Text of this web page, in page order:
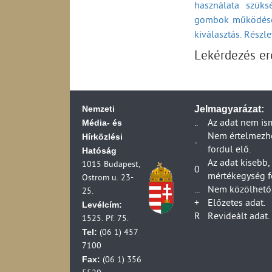
A távközlési
(2002-2009)
A távközlési
szerződéssel
A távközlési
A távközlési
(2002-2009)
A távközlési
(2002-2009)
A távközlési
(2002-2009)
Piacfelügyeleti
Piacfelügyeleti
Postai
Berendezés-
2001)
használata
gombok
kiválasztás.
Lekérdezés
Nemzeti
Média- és
Hírközlési
Hatóság
1015 Budapest,
Ostrom u. 23-
25.
Levélcím:
1525. Pf. 75.
Tel: (06 1) 457
7100
Fax: (06 1) 356
Jelmagyarázat:
..
Az adat nem
-
Nem
fordul elő.
0
Az adat
mértékegység
...
Nem
+
Előzetes adat.
R
Revideált adat.